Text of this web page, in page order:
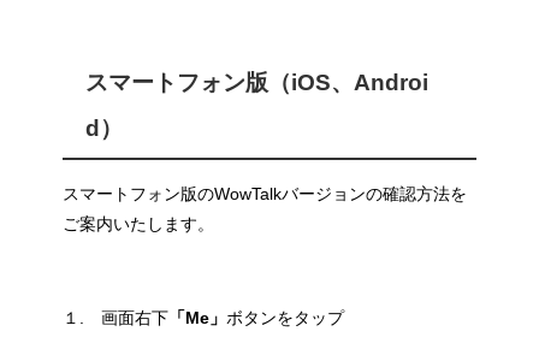
スマートフォン版（iOS、Androi
d）
スマートフォン版のWowTalkバージョンの確認方法を
ご案内いたします。
１. 画面右下 「Me」 ボタンをタップ